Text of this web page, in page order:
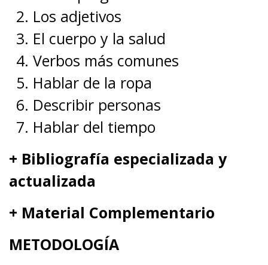
Los adjetivos
El cuerpo y la salud
Verbos más comunes
Hablar de la ropa
Describir personas
Hablar del tiempo
+ Bibliografía especializada y
actualizada
+ Material Complementario
METODOLOGÍA